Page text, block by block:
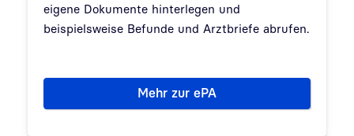
eigene Dokumente hinterlegen und
beispielsweise Befunde und Arztbriefe abrufen.
Mehr zur ePA